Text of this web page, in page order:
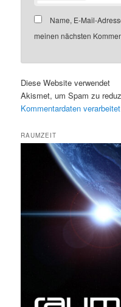
Name, E-Mail-
meinen nächsten
Diese Website verwendet
Akismet, um Spam zu
Kommentardaten
RAUMZEIT